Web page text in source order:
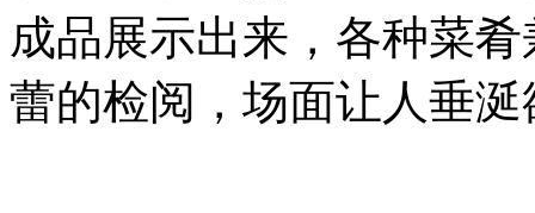
成品展示出来，各种菜
蕾的检阅，场面让人垂涎